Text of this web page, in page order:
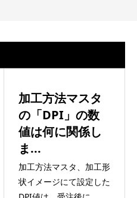
加工方法マスタ
の「DPI」の数
値は何に関係し
ま...
加工方法マスタ、加工形
状イメージにて設定した